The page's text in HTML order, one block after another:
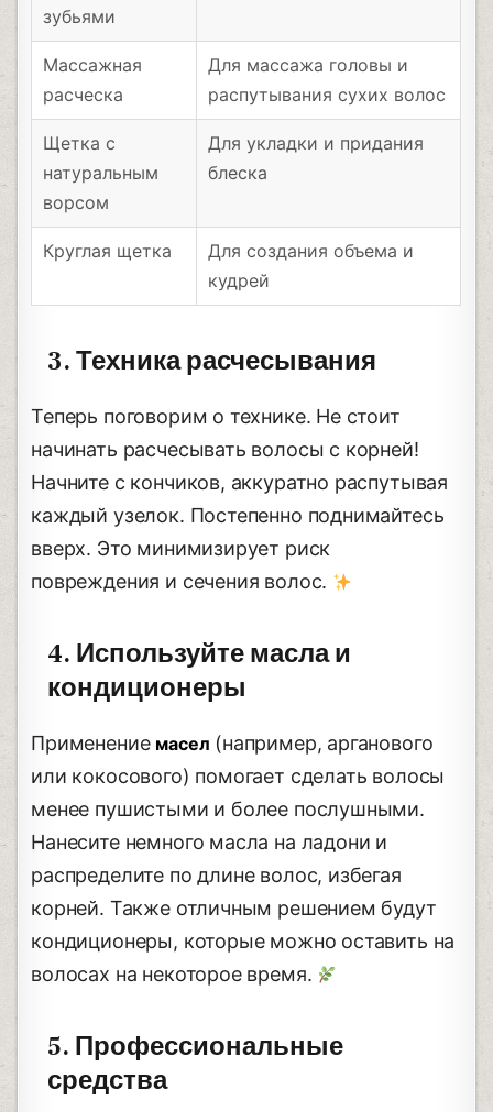
зубьями
Массажная
расческа
Для массажа головы и
распутывания сухих волос
Щетка с
натуральным
ворсом
Для укладки и придания
блеска
Круглая щетка
Для создания объема и
кудрей
3. Техника расчесывания
Теперь поговорим о технике. Не стоит
начинать расчесывать волосы с корней!
Начните с кончиков, аккуратно распутывая
каждый узелок. Постепенно поднимайтесь
вверх. Это минимизирует риск
повреждения и сечения волос.
4. Используйте масла и
кондиционеры
Применение масел (например, арганового
или кокосового) помогает сделать волосы
менее пушистыми и более послушными.
Нанесите немного масла на ладони и
распределите по длине волос, избегая
корней. Также отличным решением будут
кондиционеры, которые можно оставить на
волосах на некоторое время.
5. Профессиональные
средства